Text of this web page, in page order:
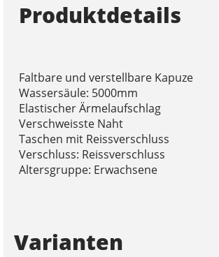
Produktdetails
Faltbare und verstellbare Kapuze
Wassersäule: 5000mm
Elastischer Ärmelaufschlag
Verschweisste Naht
Taschen mit Reissverschluss
Verschluss: Reissverschluss
Altersgruppe: Erwachsene
Varianten